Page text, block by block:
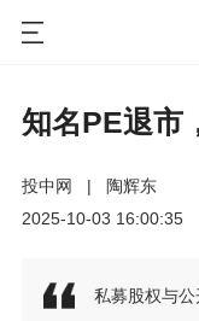
知名PE退市
投中网 |
陶辉东
2025-10-03 16:00:35
私募股权与公